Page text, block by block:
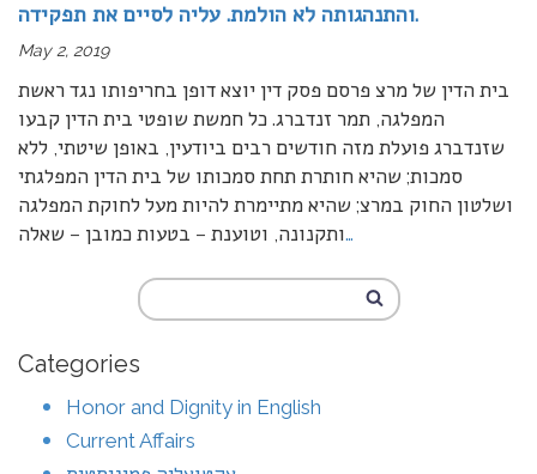
והתנהגותה לא הולמת. עליה לסיים את תפקידה.
May 2, 2019
בית הדין של מרצ פרסם פסק דין יוצא דופן בחריפותו נגד ראשת
המפלגה, תמר זנדברג. כל חמשת שופטי בית הדין קבעו
שזנדברג פועלת מזה חודשים רבים ביודעין, באופן שיטתי, ללא
סמכות; שהיא חותרת תחת סמכותו של בית הדין המפלגתי
ושלטון החוק במרצ; שהיא מתיימרת להיות מעל לחוקת המפלגה
ותקנונה, וטוענת – בטעות כמובן – שאלה…
Categories
Honor and Dignity in English
Current Affairs